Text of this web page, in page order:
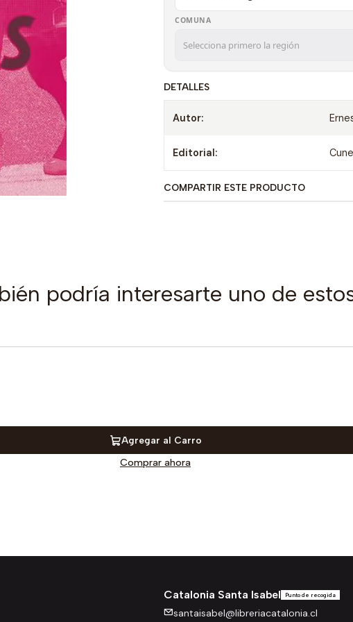
COMUNA
DETALLES
Autor:
Editorial:
COMPARTIR ESTE PRODUCTO
podría interesarte uno de
Agregar al Carro
Comprar ahora
Catalonia Santa Isabel Punto de recogida
santaisabel@libreriacatalonia.cl